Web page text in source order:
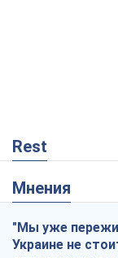
Rest
Мнения
"Мы уже
Украине не